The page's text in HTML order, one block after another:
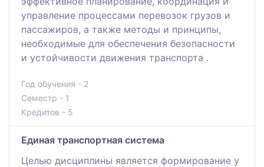
управление процессами перевозок грузов и
пассажиров, а также методы и принципы,
необходимые для обеспечения безопасности
и устойчивости движения транспорта .
Год обучения - 2
Семестр - 1
Кредитов - 5
Единая транспортная система
Целью дисциплины является формирование у